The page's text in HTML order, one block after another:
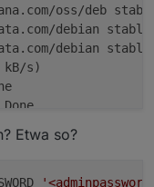
oss/deb
debian stable/
debian stable/
s)
Etwa so?